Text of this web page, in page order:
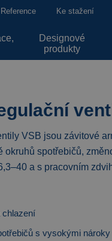
Reference Ke stažení
Designové
produkty
VSB jsou závitové
okruhů spotřebičů,
a s pracovním
chlazení
s vysokými